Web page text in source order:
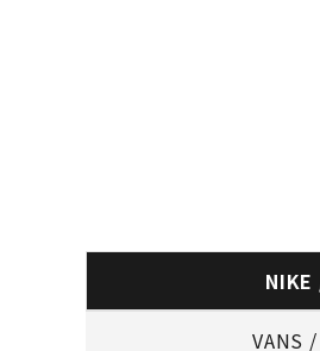
NIKE
VANS /